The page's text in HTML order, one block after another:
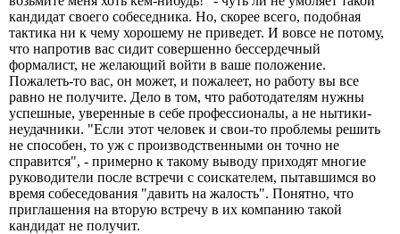
кандидат своего собеседника. Но, скорее всего, подобная
тактика ни к чему хорошему не приведет. И вовсе не потому,
что напротив вас сидит совершенно бессердечный
формалист, не желающий войти в ваше положение.
Пожалеть-то вас, он может, и пожалеет, но работу вы все
равно не получите. Дело в том, что работодателям нужны
успешные, уверенные в себе профессионалы, а не нытики-
неудачники. "Если этот человек и свои-то проблемы решить
не способен, то уж с производственными он точно не
справится", - примерно к такому выводу приходят многие
руководители после встречи с соискателем, пытавшимся во
время собеседования "давить на жалость". Понятно, что
приглашения на вторую встречу в их компанию такой
кандидат не получит.